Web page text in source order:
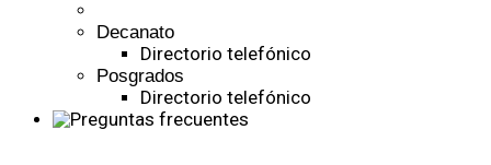
Decanato
Directorio telefónico
Posgrados
Directorio telefónico